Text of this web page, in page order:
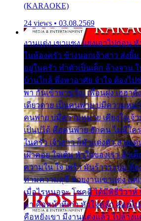
(KARAOKE)
24 views • 03.08.2569
งานแต่ง เขาแซง แย่งเอาไปก่อน
ในห้องครัว ข้างนอกเจ้าสาว ส่งยิ้ม
อยู่ในครัว ทำตัวเป็นเด็ก ล้างจาน
บ้านใกล้ พึ่งพาอาศัย จำใจ ต้องไป
พา กันเข้าพาขวัญ เพื่อนฝูง เฮฮาดั
เดียวดาย เป็นคนพ่าย บ่มีความหมา
คนพ่าย บ่มีความหมาย เคียงใจเจ้า
เป็นบ่ได้ คือคนพ่าย ฮักคน ไม่มีใค
ในครัว เจ้าสาว ก็มัวแต่งตัว สวยเด่
เฝ้าคอย ใจเต้น หัวใจของเรา ลำเ
ความใน ใจ เศร้า มันร้าวระบม ต้
ท่ามความสุขี ช่วยงานเขาแต่ง แต่
เมื่อไรหนอจะ โชคดี ได้มีพิธีวิวาห์
มา คือหน้าที่เก่า หัวใจหล้า คอยไ
คือหยังเขา มีงานแต่งแล้ว ไปล้าง